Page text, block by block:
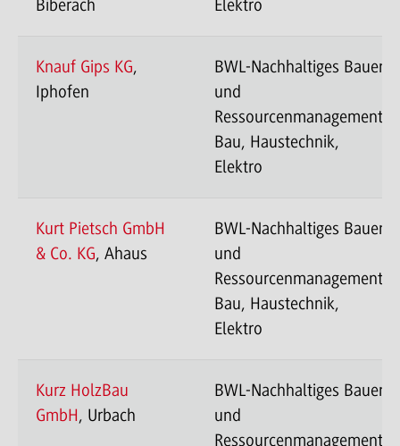
Biberach
Elektro
Knauf Gips KG,
Iphofen
BWL-Nachhaltiges Bauen
und
Ressourcenmanagement-
Bau, Haustechnik,
Elektro
Kurt Pietsch GmbH
& Co. KG, Ahaus
BWL-Nachhaltiges Bauen
und
Ressourcenmanagement-
Bau, Haustechnik,
Elektro
Kurz HolzBau
GmbH, Urbach
BWL-Nachhaltiges Bauen
und
Ressourcenmanagement-